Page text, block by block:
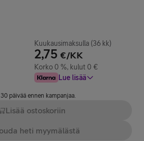
Kuukausimaksulla (36 kk)
2,75 €/KK
Korko 0 %, kulut 0 €
Lue lisää
päivää ennen kampanjaa.
Lisää ostoskoriin
heti myymälästä